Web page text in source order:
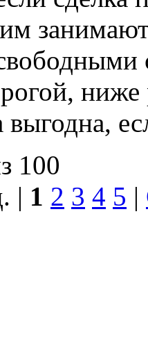
выгодна,
100
| 1 2 3 4 5 |